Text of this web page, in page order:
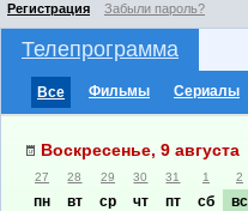
Регистрация Забыли пароль?
Телепрограмма
Все Фильмы Сериалы
Воскресенье, 9 августа
27 28 29 30 31 1 2
пн вт ср чт пт сб вс